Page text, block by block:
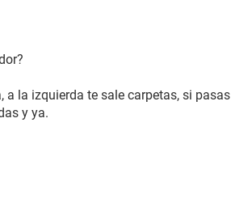
a la izquierda te sale carpetas, si pasas
y ya.